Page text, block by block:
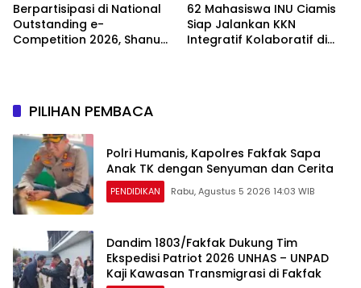
Berpartisipasi di National
Outstanding e-
Competition 2026, Shanum
62 Mahasiswa INU Ciamis
Siap Jalankan KKN
Integratif Kolaboratif di
PILIHAN PEMBACA
Polri Humanis, Kapolres Fakfak Sapa
Anak TK dengan Senyuman dan Cerita
PENDIDIKAN Rabu, Agustus 5 2026 14:03 WIB
Dandim 1803/Fakfak Dukung Tim
Ekspedisi Patriot 2026 UNHAS – UNPAD
Kaji Kawasan Transmigrasi di Fakfak